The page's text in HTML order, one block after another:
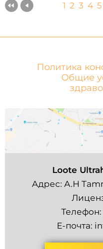
1 2 3 4 5
Политика
Общие
Loote
Адрес: A.H
Телефон:
Е-почта: